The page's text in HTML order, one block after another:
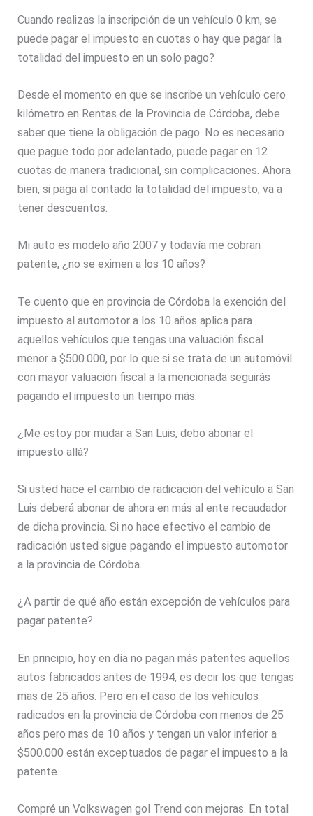
Cuando realizas la inscripción de un vehículo 0 km, se
puede pagar el impuesto en cuotas o hay que pagar la
totalidad del impuesto en un solo pago?
Desde el momento en que se inscribe un vehículo cero
kilómetro en Rentas de la Provincia de Córdoba, debe
saber que tiene la obligación de pago. No es necesario
que pague todo por adelantado, puede pagar en 12
cuotas de manera tradicional, sin complicaciones. Ahora
bien, si paga al contado la totalidad del impuesto, va a
tener descuentos.
Mi auto es modelo año 2007 y todavía me cobran
patente, ¿no se eximen a los 10 años?
Te cuento que en provincia de Córdoba la exención del
impuesto al automotor a los 10 años aplica para
aquellos vehículos que tengas una valuación fiscal
menor a $500.000, por lo que si se trata de un automóvil
con mayor valuación fiscal a la mencionada seguirás
pagando el impuesto un tiempo más.
¿Me estoy por mudar a San Luis, debo abonar el
impuesto allá?
Si usted hace el cambio de radicación del vehículo a San
Luis deberá abonar de ahora en más al ente recaudador
de dicha provincia. Si no hace efectivo el cambio de
radicación usted sigue pagando el impuesto automotor
a la provincia de Córdoba.
¿A partir de qué año están excepción de vehículos para
pagar patente?
En principio, hoy en día no pagan más patentes aquellos
autos fabricados antes de 1994, es decir los que tengas
mas de 25 años. Pero en el caso de los vehículos
radicados en la provincia de Córdoba con menos de 25
años pero mas de 10 años y tengan un valor inferior a
$500.000 están exceptuados de pagar el impuesto a la
patente.
Compré un Volkswagen gol Trend con mejoras. En total